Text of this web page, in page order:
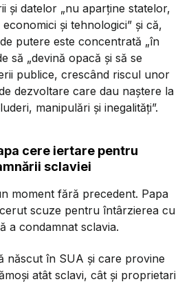
și datelor „nu aparține statelor,
și tehnologici” și că,
putere este concentrată „în
să „devină opacă și să se
publice, crescând riscul unor
dezvoltare care dau naștere la
manipulări și inegalități”.
cere iertare pentru
sclaviei
moment fără precedent. Papa
scuze pentru întârzierea cu
a condamnat sclavia.
născut în SUA și care provine
atât sclavi, cât și proprietari